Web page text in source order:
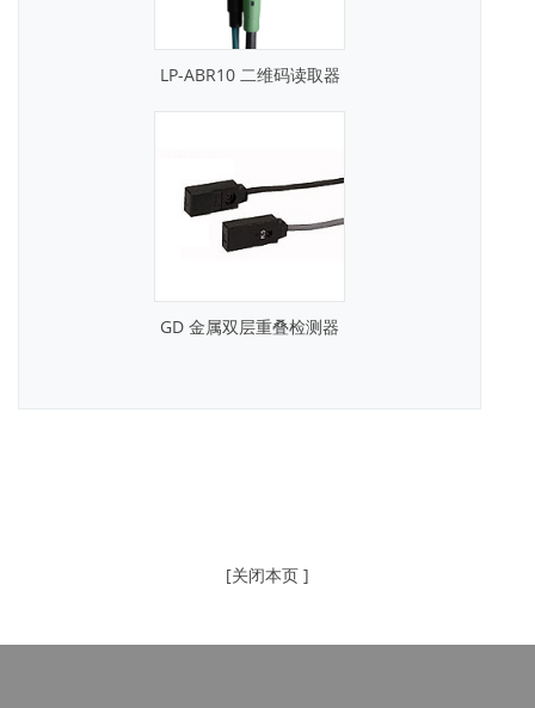
LP-ABR10 二维码读取器
GD 金属双层重叠检测器
[关闭本页 ]